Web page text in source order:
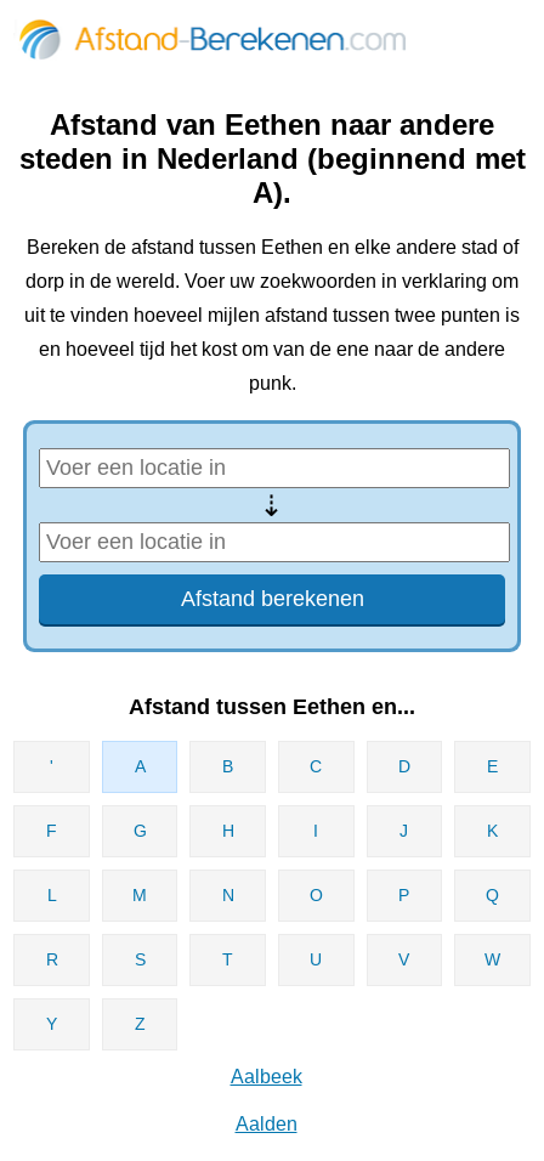
Afstand van Eethen naar andere
steden in Nederland (beginnend met
A).
Bereken de afstand tussen Eethen en elke andere stad of
dorp in de wereld. Voer uw zoekwoorden in verklaring om
uit te vinden hoeveel mijlen afstand tussen twee punten is
en hoeveel tijd het kost om van de ene naar de andere
punk.
⇢
Afstand tussen Eethen en...
' A B C D E
F G H I J K
L M N O P Q
R S T U V W
Y Z
Aalbeek
Aalden